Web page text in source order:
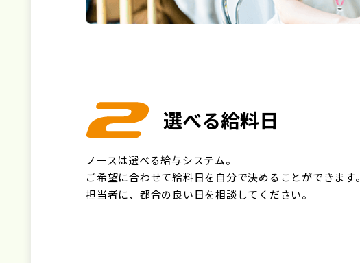
選べる給料日
ノースは選べる給与システム。
ご希望に合わせて給料日を自分で決めることができます。
担当者に、都合の良い日を相談してください。